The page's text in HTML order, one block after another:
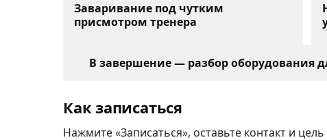
Заваривание под чутким
присмотром тренера
В завершение — разбор оборудования
Как записаться
Нажмите «Записаться», оставьте контакт и